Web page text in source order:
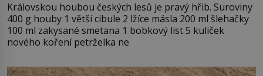
Královskou houbou českých lesů je pravý hřib. Suroviny
400 g houby 1 větší cibule 2 lžíce másla 200 ml šlehačky
100 ml zakysané smetana 1 bobkový list 5 kuliček
nového koření petrželka ne